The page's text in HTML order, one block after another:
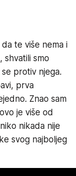
te više nema i
shvatili smo
protiv njega.
prva
Znao sam
je više od
nikada nije
svog najboljeg